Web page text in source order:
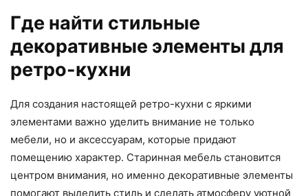
Где найти стильные
декоративные элементы для
ретро-кухни
Для создания настоящей ретро-кухни с яркими
элементами важно уделить внимание не только
мебели, но и аксессуарам, которые придают
помещению характер. Старинная мебель становится
центром внимания, но именно декоративные элементы
помогают выделить стиль и сделать атмосферу уютной